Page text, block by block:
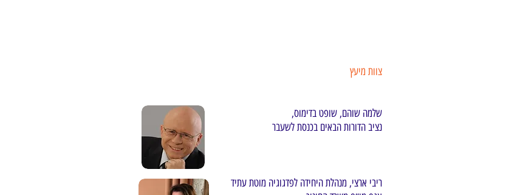
צוות מיעץ
שלמה שוהם, שופט בדימוס,
נציב הדורות הבאים בכנסת לשעבר
ריבי ארצי, מנהלת היחידה לפדגוגיה מוטת עתיד